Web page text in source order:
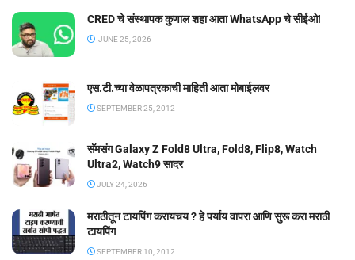
CRED चे संस्थापक कुणाल शहा आता WhatsApp चे सीईओ!
JUNE 25, 2026
एस.टी.च्या वेळापत्रकाची माहिती आता मोबाईलवर
SEPTEMBER 25, 2012
सॅमसंग Galaxy Z Fold8 Ultra, Fold8, Flip8, Watch
Ultra2, Watch9 सादर
JULY 24, 2026
मराठीतून टायपिंग करायचय ? हे पर्याय वापरा आणि सुरू करा मराठी
टायपिंग
SEPTEMBER 10, 2012